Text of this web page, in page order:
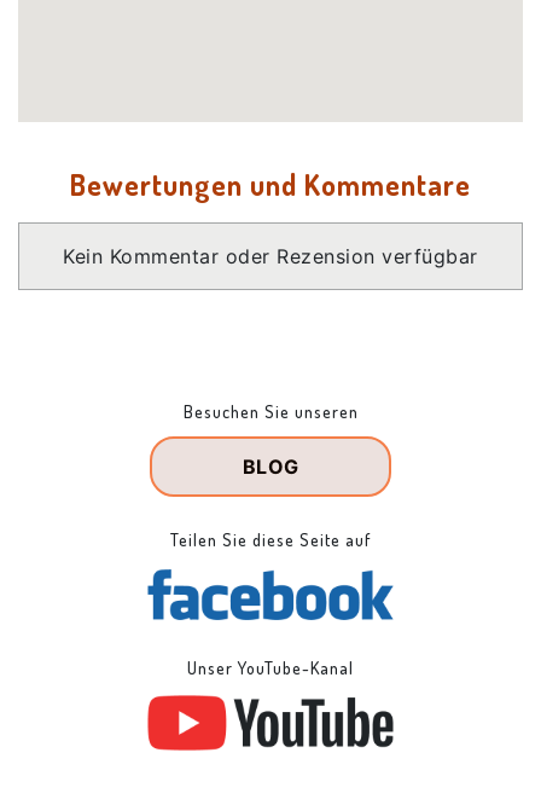
Bewertungen und Kommentare
Kein Kommentar oder Rezension verfügbar
Besuchen Sie unseren
BLOG
Teilen Sie diese Seite auf
Unser YouTube-Kanal